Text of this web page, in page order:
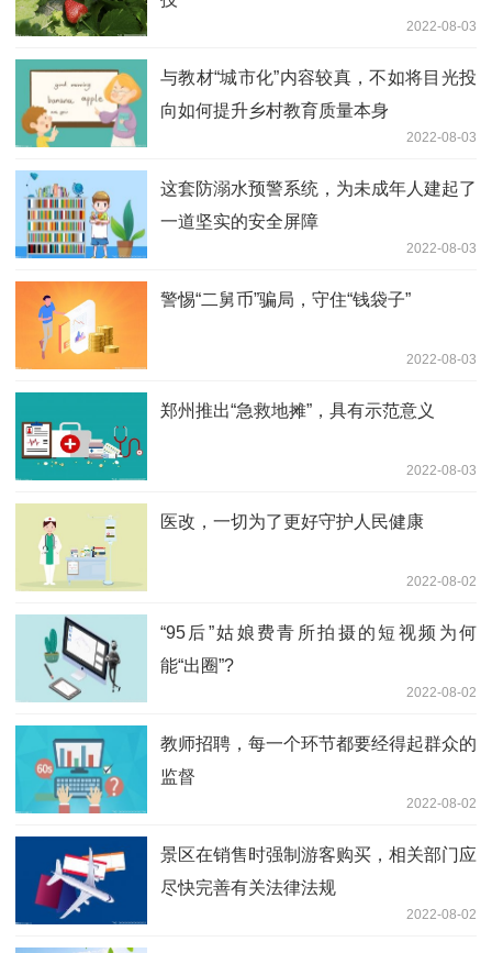
2022-08-03
与教材“城市化”内容较真，不如将目光投
向如何提升乡村教育质量本身
2022-08-03
这套防溺水预警系统，为未成年人建起了
一道坚实的安全屏障
2022-08-03
警惕“二舅币”骗局，守住“钱袋子”
2022-08-03
郑州推出“急救地摊”，具有示范意义
2022-08-03
医改，一切为了更好守护人民健康
2022-08-02
“95后”姑娘费青所拍摄的短视频为何
能“出圈”?
2022-08-02
教师招聘，每一个环节都要经得起群众的
监督
2022-08-02
景区在销售时强制游客购买，相关部门应
尽快完善有关法律法规
2022-08-02